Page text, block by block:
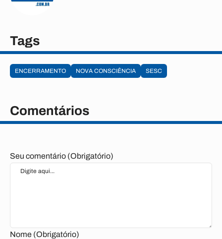
Tags
ENCERRAMENTO NOVA CONSCIÊNCIA SESC
Comentários
Seu comentário (Obrigatório)
Nome (Obrigatório)